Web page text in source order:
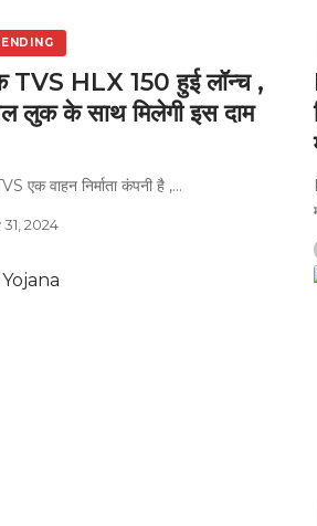
TVS HLX 150 हुई लॉन्च ,
लुक के साथ मिलेगी इस दाम
एक वाहन निर्माता कंपनी है ,…
31, 2024